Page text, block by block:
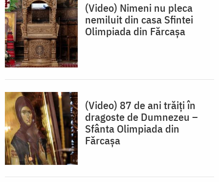
(Video) Nimeni nu pleca
nemiluit din casa Sfintei
Olimpiada din Fărcașa
(Video) 87 de ani trăiți în
dragoste de Dumnezeu –
Sfânta Olimpiada din
Fărcașa